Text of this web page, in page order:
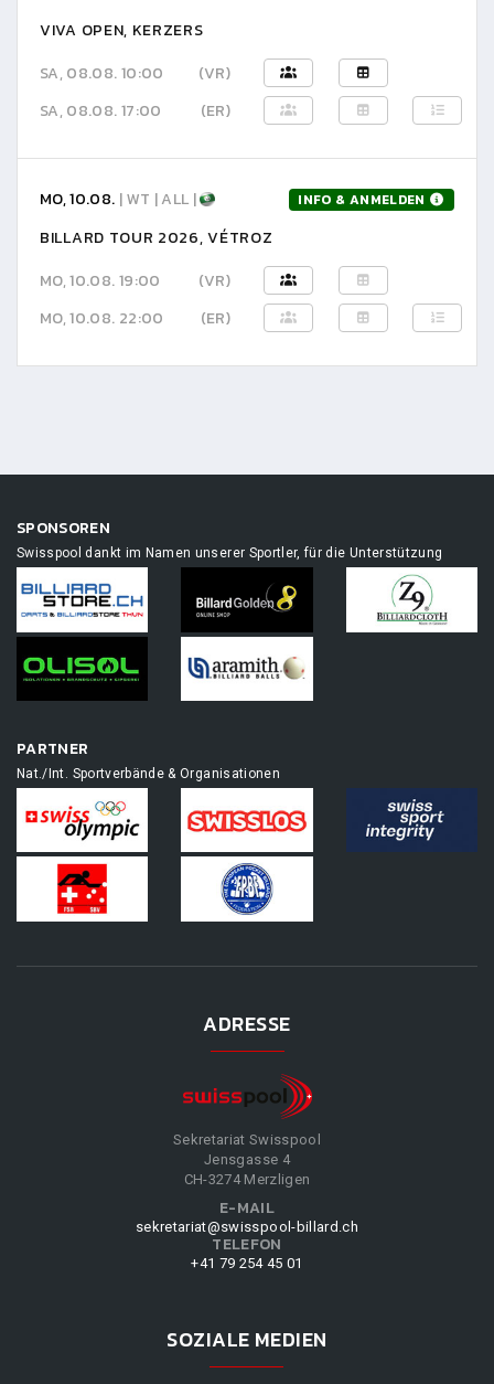
VIVA OPEN, KERZERS
SA, 08.08. 10:00
(VR)
SA, 08.08. 17:00
(ER)
MO, 10.08. | WT | ALL | INFO & ANMELDEN
BILLARD TOUR 2026, VÉTROZ
MO, 10.08. 19:00
(VR)
MO, 10.08. 22:00
(ER)
SPONSOREN
Swisspool dankt im Namen unserer Sportler, für die Unterstützung
PARTNER
Nat./Int. Sportverbände & Organisationen
ADRESSE
Sekretariat Swisspool
Jensgasse 4
CH-3274 Merzligen
E-MAIL
sekretariat@swisspool-billard.ch
TELEFON
+41 79 254 45 01
SOZIALE MEDIEN